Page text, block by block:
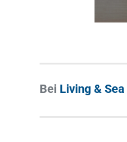
Bei Living & Sea